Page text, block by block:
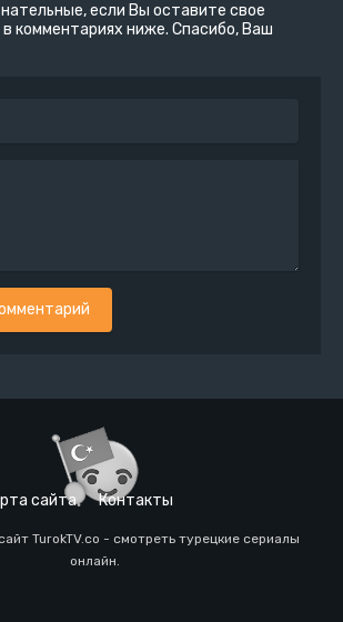
если Вы оставите свое
комментариях ниже. Спасибо, Ваш
сайта Контакты
TurokTV.co - смотреть турецкие сериалы
онлайн.